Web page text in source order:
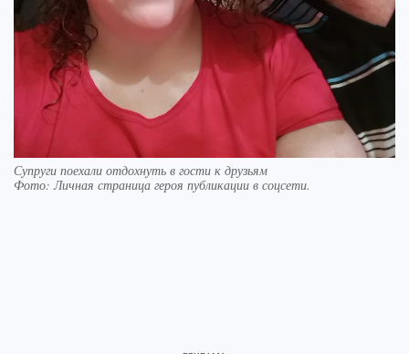
Супруги поехали отдохнуть в гости к друзьям
Фото:Личная страница героя публикации в соцсети.